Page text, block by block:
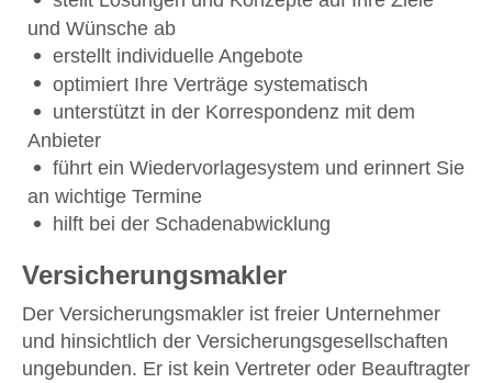
und Wünsche ab
erstellt individuelle Angebote
optimiert Ihre Verträge systematisch
unterstützt in der Korrespondenz mit dem
Anbieter
führt ein Wiedervorlagesystem und erinnert Sie
an wichtige Termine
hilft bei der Schadenabwicklung
Versicherungsmakler
Der Versicherungsmakler ist freier Unternehmer
und hinsichtlich der Versicherungsgesellschaften
ungebunden. Er ist kein Vertreter oder Beauftragter